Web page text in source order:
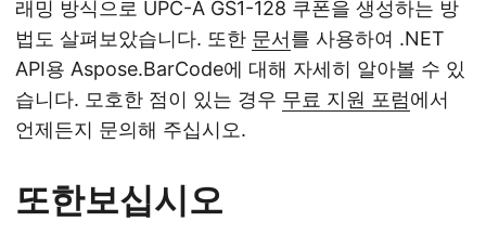
래밍 방식으로 UPC-A GS1-128 쿠폰을 생성하는 방
법도 살펴보았습니다. 또한 문서를 사용하여 .NET
API용 Aspose.BarCode에 대해 자세히 알아볼 수 있
습니다. 모호한 점이 있는 경우 무료 지원 포럼에서
언제든지 문의해 주십시오.
또한보십시오